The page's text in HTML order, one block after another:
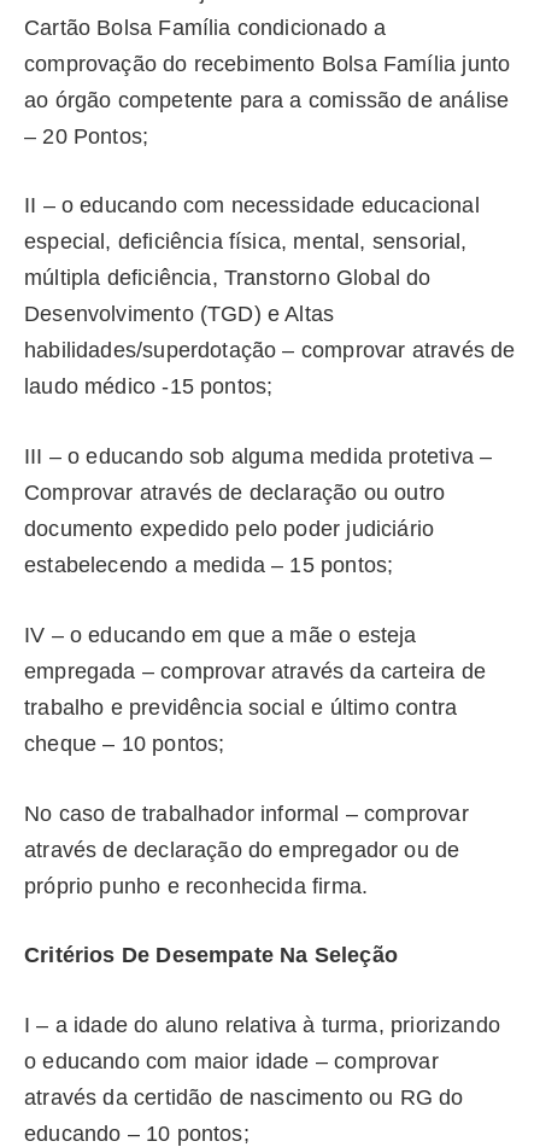
Cartão Bolsa Família condicionado a
comprovação do recebimento Bolsa Família junto
ao órgão competente para a comissão de análise
– 20 Pontos;
II – o educando com necessidade educacional
especial, deficiência física, mental, sensorial,
múltipla deficiência, Transtorno Global do
Desenvolvimento (TGD) e Altas
habilidades/superdotação – comprovar através de
laudo médico -15 pontos;
III – o educando sob alguma medida protetiva –
Comprovar através de declaração ou outro
documento expedido pelo poder judiciário
estabelecendo a medida – 15 pontos;
IV – o educando em que a mãe o esteja
empregada – comprovar através da carteira de
trabalho e previdência social e último contra
cheque – 10 pontos;
No caso de trabalhador informal – comprovar
através de declaração do empregador ou de
próprio punho e reconhecida firma.
Critérios De Desempate Na Seleção
I – a idade do aluno relativa à turma, priorizando
o educando com maior idade – comprovar
através da certidão de nascimento ou RG do
educando – 10 pontos;